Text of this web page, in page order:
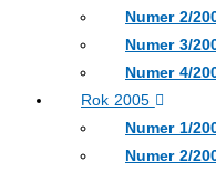
Numer 2/
Numer 3/
Numer 4/
Rok 2005
Numer 1/
Numer 2/